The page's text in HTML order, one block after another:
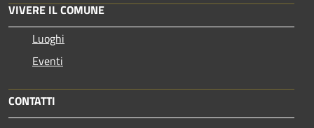
VIVERE IL COMUNE
Luoghi
Eventi
CONTATTI